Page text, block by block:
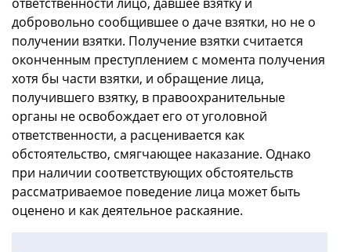
добровольно сообщившее о даче взятки, но не о
получении взятки. Получение взятки считается
оконченным преступлением с момента получения
хотя бы части взятки, и обращение лица,
получившего взятку, в правоохранительные
органы не освобождает его от уголовной
ответственности, а расценивается как
обстоятельство, смягчающее наказание. Однако
при наличии соответствующих обстоятельств
рассматриваемое поведение лица может быть
оценено и как деятельное раскаяние.